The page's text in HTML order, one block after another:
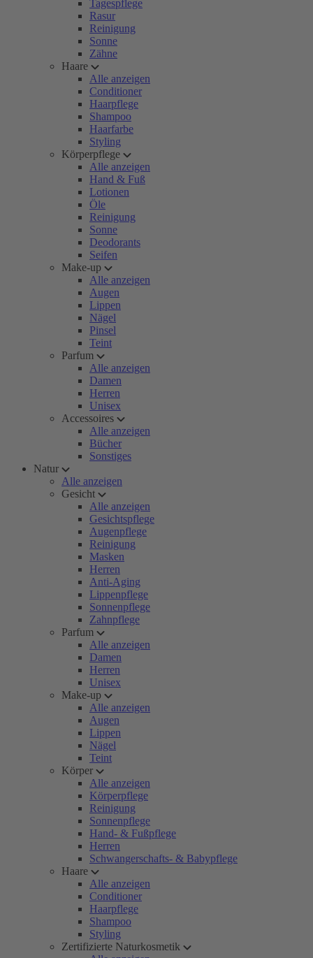
Tagespflege
Rasur
Reinigung
Sonne
Zähne
Haare
Alle anzeigen
Conditioner
Haarpflege
Shampoo
Haarfarbe
Styling
Körperpflege
Alle anzeigen
Hand & Fuß
Lotionen
Öle
Reinigung
Sonne
Deodorants
Seifen
Make-up
Alle anzeigen
Augen
Lippen
Nägel
Pinsel
Teint
Parfum
Alle anzeigen
Damen
Herren
Unisex
Accessoires
Alle anzeigen
Bücher
Sonstiges
Natur
Alle anzeigen
Gesicht
Alle anzeigen
Gesichtspflege
Augenpflege
Reinigung
Masken
Herren
Anti-Aging
Lippenpflege
Sonnenpflege
Zahnpflege
Parfum
Alle anzeigen
Damen
Herren
Unisex
Make-up
Alle anzeigen
Augen
Lippen
Nägel
Teint
Körper
Alle anzeigen
Körperpflege
Reinigung
Sonnenpflege
Hand- & Fußpflege
Herren
Schwangerschafts- & Babypflege
Haare
Alle anzeigen
Conditioner
Haarpflege
Shampoo
Styling
Zertifizierte Naturkosmetik